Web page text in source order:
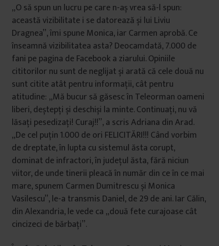
„O să spun un lucru pe care n-aș vrea să-l spun:
această vizibilitate i se datorează și lui Liviu
Dragnea”, îmi spune Monica, iar Carmen aprobă. Ce
înseamnă vizibilitatea asta? Deocamdată, 7.000 de
fani pe pagina de Facebook a ziarului. Opiniile
cititorilor nu sunt de neglijat și arată că cele două nu
sunt citite atât pentru informații, cât pentru
atitudine: „Mă bucur să găsesc în Teleorman oameni
liberi, deștepți și deschiși la minte. Continuați, nu vă
lăsați pesedizați! Curaj!!”, a scris Adriana din Arad.
„De cel puțin 1.000 de ori FELICITĂRI!!! Când vorbim
de dreptate, în lupta cu sistemul ăsta corupt,
dominat de infractori, în județul ăsta, fără niciun
viitor, de unde tinerii pleacă în număr din ce în ce mai
mare, spunem Carmen Dumitrescu și Monica
Vasilescu”, le-a transmis Daniel, de 29 de ani. Iar Călin,
din Alexandria, le vede ca „două fete curajoase cât
cincizeci de bărbați”.